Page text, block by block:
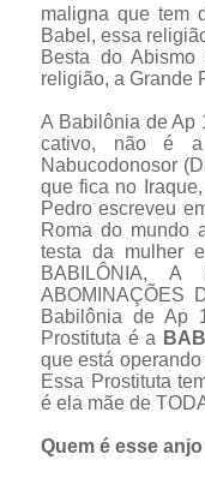
maligna que tem
Babel, essa
Besta do
religião, a Grande
A Babilônia de Ap
cativo, não é
Nabucodonosor
que fica no
Pedro escreveu
Roma do mundo
testa da mulher
BABILÔNIA, A
ABOMINAÇÕES
Babilônia de Ap
Prostituta é a
que está
Essa Prostituta
é ela mãe de
Quem é esse